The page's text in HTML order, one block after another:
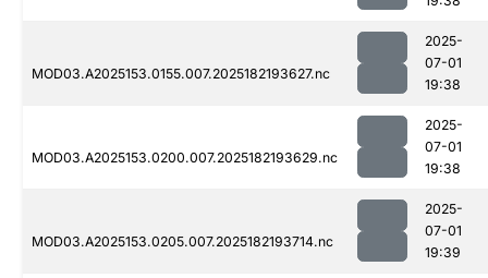
MOD03.A2025153.0155.007.2025182193627.nc
2025-
07-01
19:38
MOD03.A2025153.0200.007.2025182193629.nc
2025-
07-01
19:38
MOD03.A2025153.0205.007.2025182193714.nc
2025-
07-01
19:39